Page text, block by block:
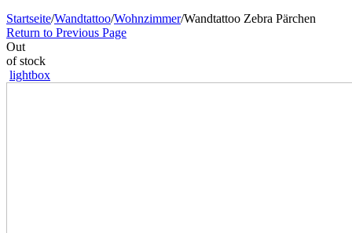
Startseite/Wandtattoo/Wohnzimmer/Wandtattoo Zebra Pärchen
Return to Previous Page
Out
of stock
lightbox